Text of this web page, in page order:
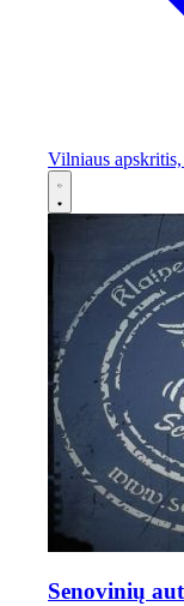
Vilniaus
Senovinių